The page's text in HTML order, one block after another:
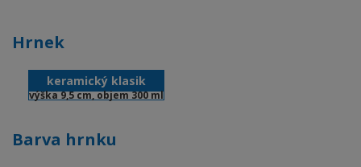
Hrnek
keramický klasik
výška 9,5 cm, objem 300 ml
Barva hrnku